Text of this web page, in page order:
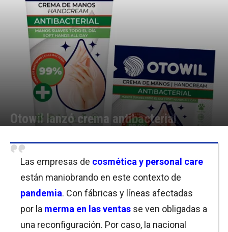
Otowil lanzó crema antibacterial
Las empresas de cosmética y personal care
están maniobrando en este contexto de
pandemia. Con fábricas y líneas afectadas
por la merma en las ventas se ven obligadas a
una reconfiguración. Por caso, la nacional